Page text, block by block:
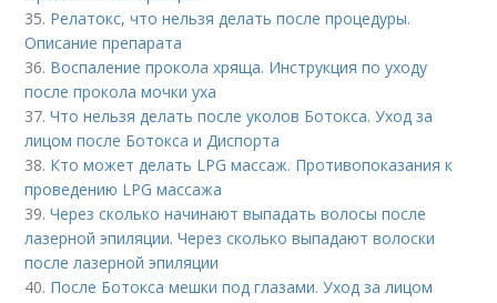
35. Релатокс, что нельзя делать после процедуры.
Описание препарата
36. Воспаление прокола хряща. Инструкция по уходу
после прокола мочки уха
37.Что нельзя делать после уколов Ботокса. Уход за
лицом после Ботокса и Диспорта
38. Кто может делать LPG массаж. Противопоказания к
проведению LPG массажа
39.Через сколько начинают выпадать волосы после
лазерной эпиляции. Через сколько выпадают волоски
после лазерной эпиляции
40. После Ботокса мешки под глазами. Уход за лицом